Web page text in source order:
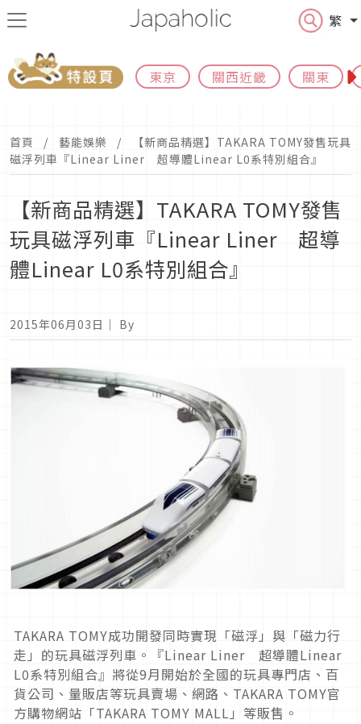
繁
東京 關西近畿 關東
首頁 藝能娛樂
【新商品精選】TAKARA TOMY發售玩具
磁浮列車『Linear Liner 超導體Linear L0系特別組合』
【新商品精選】TAKARA TOMY發售
玩具磁浮列車『Linear Liner 超導
體Linear L0系特別組合』
2015年06月03日 ｜ By
TAKARA TOMY成功開發同時實現「磁浮」與「磁力行
走」的玩具磁浮列車。『Linear Liner 超導體Linear
L0系特別組合』將從9月開始於全國的玩具專門店、百
貨公司、量販店等玩具賣場、網路、TAKARA TOMY官
方購物網站「TAKARA TOMY MALL」等販售。